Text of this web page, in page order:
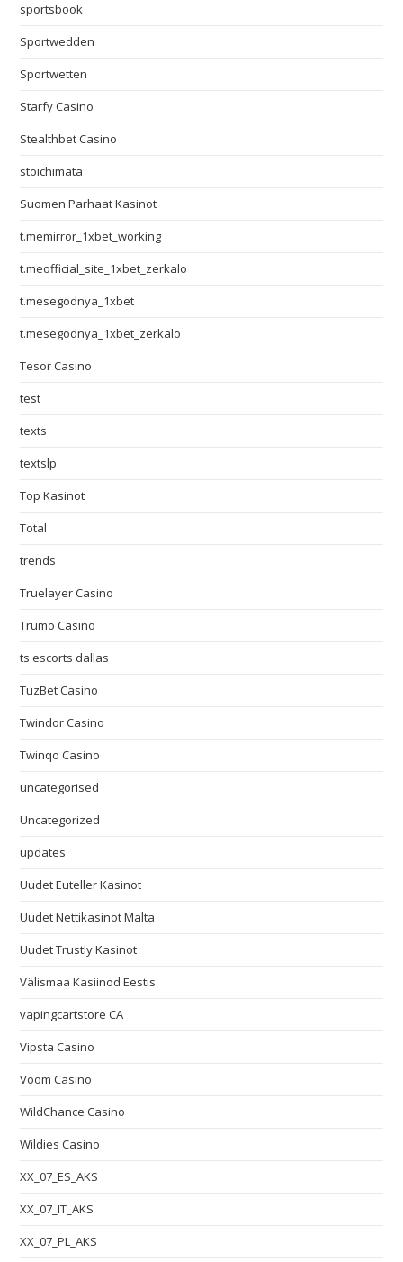
sportsbook
Sportwedden
Sportwetten
Starfy Casino
Stealthbet Casino
stoichimata
Suomen Parhaat Kasinot
t.memirror_1xbet_working
t.meofficial_site_1xbet_zerkalo
t.mesegodnya_1xbet
t.mesegodnya_1xbet_zerkalo
Tesor Casino
test
texts
textslp
Top Kasinot
Total
trends
Truelayer Casino
Trumo Casino
ts escorts dallas
TuzBet Casino
Twindor Casino
Twinqo Casino
uncategorised
Uncategorized
updates
Uudet Euteller Kasinot
Uudet Nettikasinot Malta
Uudet Trustly Kasinot
Välismaa Kasiinod Eestis
vapingcartstore CA
Vipsta Casino
Voom Casino
WildChance Casino
Wildies Casino
XX_07_ES_AKS
XX_07_IT_AKS
XX_07_PL_AKS